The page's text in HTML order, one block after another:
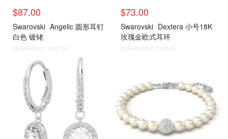
$87.00
Swarovski Angelic 圆形耳钉
白色 镀铑
@dealmoon.com.au
$73.00
Swarovski Dextera 小号18K
玫瑰金欧式耳环
@dealmoon.com.au